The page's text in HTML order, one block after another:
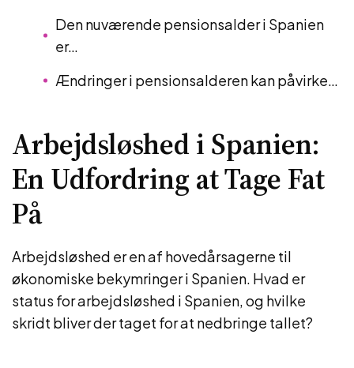
Den nuværende pensionsalder i Spanien
er…
Ændringer i pensionsalderen kan påvirke…
Arbejdsløshed i Spanien:
En Udfordring at Tage Fat
På
Arbejdsløshed er en af hovedårsagerne til
økonomiske bekymringer i Spanien. Hvad er
status for arbejdsløshed i Spanien, og hvilke
skridt bliver der taget for at nedbringe tallet?